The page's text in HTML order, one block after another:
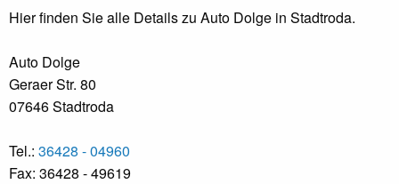
Hier finden Sie alle Details zu Auto Dolge in Stadtroda.
Auto Dolge
Geraer Str. 80
07646 Stadtroda
Tel.: 36428 - 04960
Fax: 36428 - 49619